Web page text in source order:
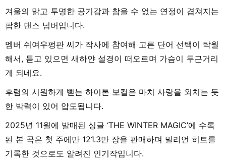
겨울의 맑고 투명한 공기감과 참을 수 없는 연정이 겹쳐지는
팝한 댄스 넘버입니다.
멤버 쉬여우펑판 씨가 작사에 참여해 고른 단어 선택이 탁월
해서, 듣고 있으면 새하얀 설경이 떠오르며 가슴이 두근거리
게 되네요.
후렴의 시원하게 뻗는 하이톤 보컬은 마치 사랑을 외치는 듯
한 박력이 있어 압도됩니다.
2025년 11월에 발매된 싱글 ‘THE WINTER MAGIC’에 수록
된 본 곡은 첫 주에만 121.3만 장을 판매하며 밀리언 히트를
기록한 것으로도 알려진 인기작입니다.